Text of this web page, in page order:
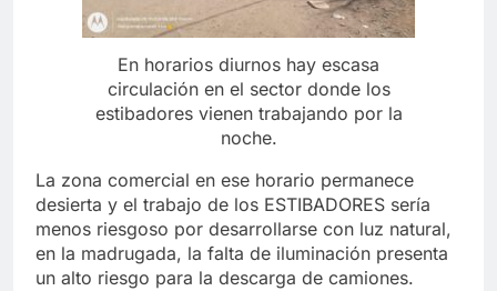
En horarios diurnos hay escasa
circulación en el sector donde los
estibadores vienen trabajando por la
noche.
La zona comercial en ese horario permanece
desierta y el trabajo de los ESTIBADORES sería
menos riesgoso por desarrollarse con luz natural,
en la madrugada, la falta de iluminación presenta
un alto riesgo para la descarga de camiones.